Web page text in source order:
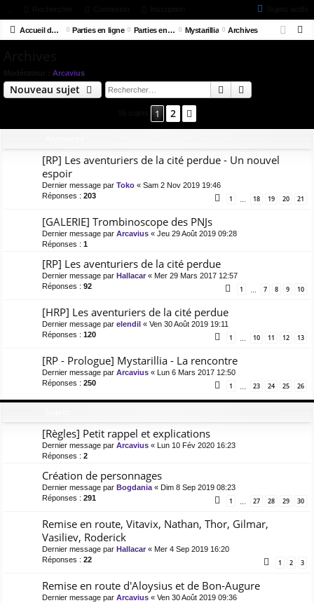
co u ne cri
Accueil du forum Parties en ligne Parties en stand-by / en attente Mystarillia Archives
Arcavius
Nouveau sujet Rechercher
1 2
[RP] Les aventuriers de la cité perdue - Un nouvel
espoir
Dernier message par Toko « Sam 2 Nov 2019 19:46
Réponses : 203 1 … 18 19 20 21
[GALERIE] Trombinoscope des PNJs
Dernier message par Arcavius « Jeu 29 Août 2019 09:28
Réponses : 1
[RP] Les aventuriers de la cité perdue
Dernier message par Hallacar « Mer 29 Mars 2017 12:57
Réponses : 92 1 … 7 8 9 10
[HRP] Les aventuriers de la cité perdue
Dernier message par elendil « Ven 30 Août 2019 19:11
Réponses : 120 1 … 10 11 12 13
[RP - Prologue] Mystarillia - La rencontre
Dernier message par Arcavius « Lun 6 Mars 2017 12:50
Réponses : 250 1 … 23 24 25 26
[Règles] Petit rappel et explications
Dernier message par Arcavius « Lun 10 Fév 2020 16:23
Réponses : 2
Création de personnages
Dernier message par Bogdania« Dim 8 Sep 2019 08:23
Réponses : 291 1 … 27 28 29 30
Remise en route, Vitavix, Nathan, Thor, Gilmar,
Vasiliev, Roderick
Dernier message par Hallacar « Mer 4 Sep 2019 16:20
Réponses : 22 1 2 3
Remise en route d'Aloysius et de Bon-Augure
Dernier message par Arcavius « Ven 30 Août 2019 09:36